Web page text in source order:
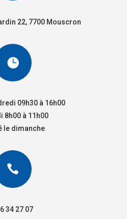
22, 7700 Mouscron

09h30 à 16h00
8h00 à 11h00
le dimanche

34 27 07